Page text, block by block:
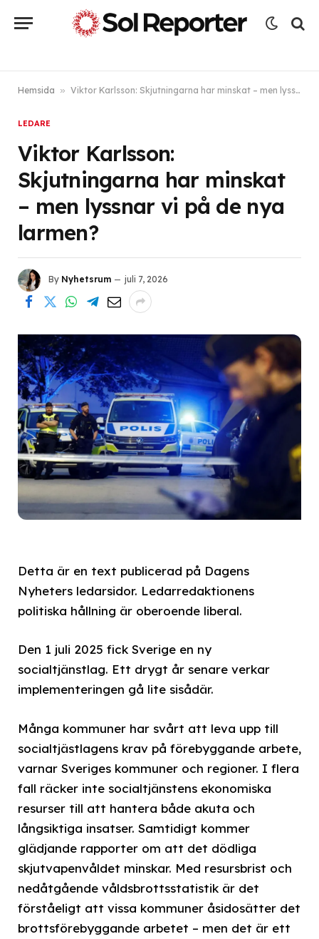
Hemsida » Viktor Karlsson: Skjutningarna har minskat – men lyssnar vi på de nya larmen?
LEDARE
Viktor Karlsson:
Skjutningarna har minskat
– men lyssnar vi på de nya
larmen?
By Nyhetsrum juli 7, 2026
Detta är en text publicerad på Dagens
Nyheters ledarsidor. Ledarredaktionens
politiska hållning är oberoende liberal.
Den 1 juli 2025 fick Sverige en ny
socialtjänstlag. Ett drygt år senare verkar
implementeringen gå lite sisådär.
Många kommuner har svårt att leva upp till
socialtjästlagens krav på förebyggande arbete,
varnar Sveriges kommuner och regioner. I flera
fall räcker inte socialtjänstens ekonomiska
resurser till att hantera både akuta och
långsiktiga insatser. Samtidigt kommer
glädjande rapporter om att det dödliga
skjutvapenvåldet minskar. Med resursbrist och
nedåtgående våldsbrottsstatistik är det
förståeligt att vissa kommuner åsidosätter det
brottsförebyggande arbetet – men det är ett